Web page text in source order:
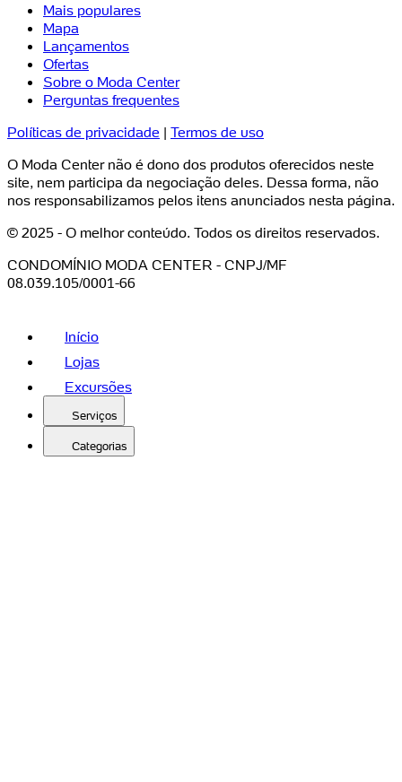
Mais populares
Mapa
Lançamentos
Ofertas
Sobre o Moda Center
Perguntas frequentes
Políticas de privacidade | Termos de uso
O Moda Center não é dono dos produtos oferecidos neste
site, nem participa da negociação deles. Dessa forma, não
nos responsabilizamos pelos itens anunciados nesta página.
© 2025 - O melhor conteúdo. Todos os direitos reservados.
CONDOMÍNIO MODA CENTER - CNPJ/MF
08.039.105/0001-66
Início
Lojas
Excursões
Serviços
Categorias